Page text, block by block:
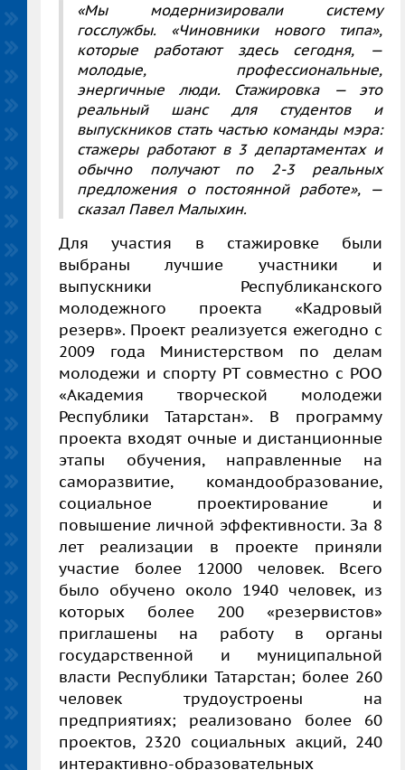
«Мы модернизировали систему
госслужбы. «Чиновники нового типа»,
которые работают здесь сегодня, —
молодые, профессиональные,
энергичные люди. Стажировка — это
реальный шанс для студентов и
выпускников стать частью команды мэра:
стажеры работают в 3 департаментах и
обычно получают по 2-3 реальных
предложения о постоянной работе», —
сказал Павел Малыхин.
Для участия в стажировке были
выбраны лучшие участники и
выпускники Республиканского
молодежного проекта «Кадровый
резерв». Проект реализуется ежегодно с
2009 года Министерством по делам
молодежи и спорту РТ совместно с РОО
«Академия творческой молодежи
Республики Татарстан». В программу
проекта входят очные и дистанционные
этапы обучения, направленные на
саморазвитие, командообразование,
социальное проектирование и
повышение личной эффективности. За 8
лет реализации в проекте приняли
участие более 12000 человек. Всего
было обучено около 1940 человек, из
которых более 200 «резервистов»
приглашены на работу в органы
государственной и муниципальной
власти Республики Татарстан; более 260
человек трудоустроены на
предприятиях; реализовано более 60
проектов, 2320 социальных акций, 240
интерактивно-образовательных